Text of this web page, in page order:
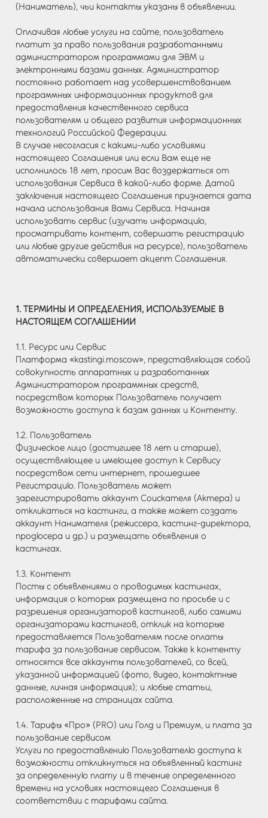
(Наниматель), чьи контакты указаны в объявлении.
Оплачивая любые услуги на сайте, пользователь
платит за право пользования разработанными
администратором программами для ЭВМ и
электронными базами данных. Администратор
постоянно работает над усовершенствованием
программных информационных продуктов для
предоставления качественного сервиса
пользователям и общего развития информационных
технологий Российской Федерации.
В случае несогласия с какими-либо условиями
настоящего Соглашения или если Вам еще не
исполнилось 18 лет, просим Вас воздержаться от
использования Сервиса в какой-либо форме. Датой
заключения настоящего Соглашения признается дата
начала использования Вами Сервиса. Начиная
использовать сервис (изучать информацию,
просматривать контент, совершать регистрацию
или любые другие действия на ресурсе), пользователь
автоматически совершает акцепт Соглашения.
1. ТЕРМИНЫ И ОПРЕДЕЛЕНИЯ, ИСПОЛЬЗУЕМЫЕ В
НАСТОЯЩЕМ СОГЛАШЕНИИ
1.1. Ресурс или Сервис
Платформа «kastingi.moscow», представляющая собой
совокупность аппаратных и разработанных
Администратором программных средств,
посредством которых Пользователь получает
возможность доступа к базам данных и Контенту.
1.2. Пользователь
Физическое лицо (достигшее 18 лет и старше),
осуществляющее и имеющее доступ к Сервису
посредством сети интернет, прошедшее
Регистрацию. Пользователь может
зарегистрировать аккаунт Соискателя (Актера) и
откликаться на кастинги, а также может создать
аккаунт Нанимателя (режиссера, кастинг-директора,
продюсера и др.) и размещать объявления о
кастингах.
1.3. Контент
Посты с объявлениями о проводимых кастингах,
информация о которых размещена по просьбе и с
разрешения организаторов кастингов, либо самими
организаторами кастингов, отклик на которые
предоставляется Пользователям после оплаты
тарифа за пользование сервисом. Также к контенту
относятся все аккаунты пользователей, со всей,
указанной информацией (фото, видео, контактные
данные, личная информация); и любые статьи,
расположенные на страницах сайта.
1.4. Тарифы «Про» (PRO) или Голд и Премиум, и плата за
пользование сервисом
Услуги по предоставлению Пользователю доступа к
возможности откликнуться на объявленный кастинг
за определенную плату и в течение определенного
времени на условиях настоящего Соглашения в
соответствии с тарифами сайта.